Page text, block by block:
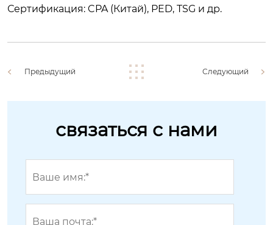
Сертификация: CPA (Китай), PED, TSG и др.
Предыдущий Следующий
связаться с нами